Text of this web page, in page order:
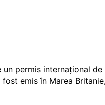
permis internațional
emis în Marea